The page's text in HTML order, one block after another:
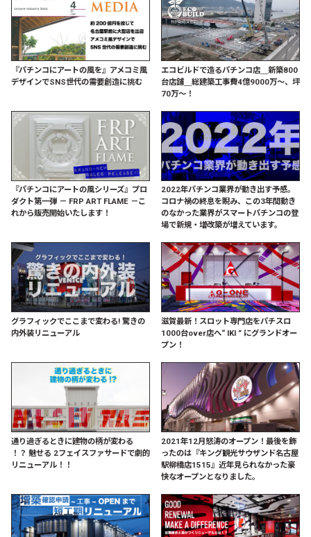
『パチンコにアートの風を』アメコミ風
デザインでSNS世代の需要創造に挑む
エコビルドで造るパチンコ店＿新築800
台店舗＿総建築工事費4億9000万〜、坪
70万〜！
『パチンコにアートの風シリーズ』プロ
ダクト第一弾 － FRP ART FLAME －こ
れから販売開始いたします！
2022年パチンコ業界が動き出す予感。
コロナ禍の終息を睨み、この3年間動き
のなかった業界がスマートパチンコの登
場で新規・増改築が増えています。
グラフィックでここまで変わる! 驚きの
内外装リニューアル
滋賀最新！スロット専門店をパチスロ
1000台over店へ“ IKI ” にグランドオー
プン！
通り過ぎるときに建物の柄が変わる
！？ 魅せる 2フェイスファサードで劇的
リニューアル！！
2021年12月怒涛のオープン！最後を飾
ったのは『キング観光サウザンド名古屋
駅柳橋店1515』近年見られなかった豪
快なオープンとなりました。